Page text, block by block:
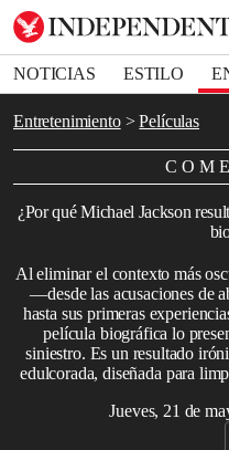
NOTICIAS ESTILO
DEPORTES
Entretenimiento Películas
¿Por qué Michael Jackson
Al eliminar el contexto más
—desde las acusaciones de
hasta sus primeras
película biográfica lo
siniestro. Es un resultado
edulcorada, diseñada para
Jueves, 21 de
Bookmark
Removed from bookmarks
Close popover